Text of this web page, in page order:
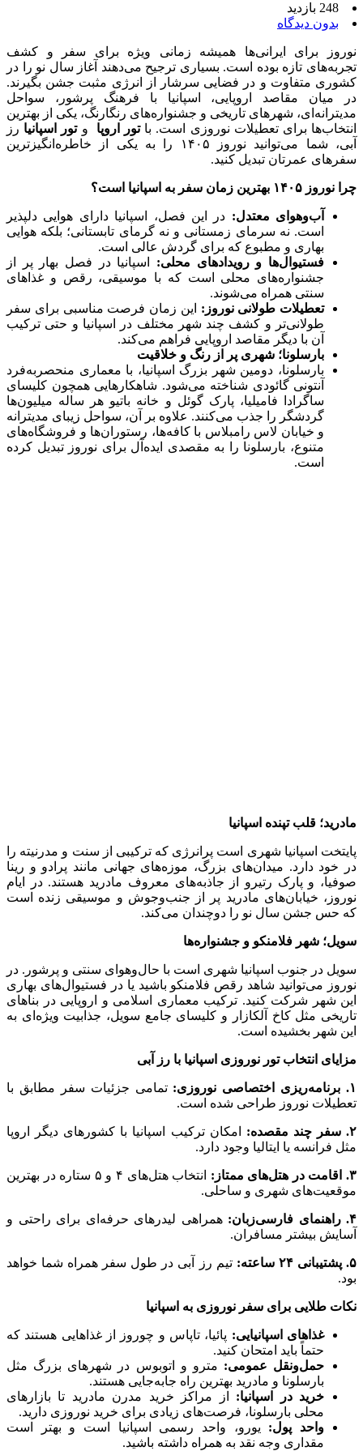
248 بازدید
بدون دیدگاه
نوروز برای ایرانی‌ها همیشه زمانی ویژه برای سفر و کشف
تجربه‌های تازه بوده است. بسیاری ترجیح می‌دهند آغاز سال نو را در
کشوری متفاوت و در فضایی سرشار از انرژی مثبت جشن بگیرند.
در میان مقاصد اروپایی، اسپانیا با فرهنگ پرشور، سواحل
مدیترانه‌ای، شهرهای تاریخی و جشنواره‌های رنگارنگ، یکی از بهترین
انتخاب‌ها برای تعطیلات نوروزی است. باتور اروپا وتور اسپانیا رز
آبی، شما می‌توانید نوروز ۱۴۰۵ را به یکی از خاطره‌انگیزترین
سفرهای عمرتان تبدیل کنید.
چرا نوروز ۱۴۰۵ بهترین زمان سفر به اسپانیا است؟
آب‌وهوای معتدل: در این فصل، اسپانیا دارای هوایی دلپذیر
است. نه سرمای زمستانی و نه گرمای تابستانی؛ بلکه هوایی
بهاری و مطبوع که برای گردش عالی است.
فستیوال‌ها و رویدادهای محلی: اسپانیا در فصل بهار پر از
جشنواره‌های محلی است که با موسیقی، رقص و غذاهای
سنتی همراه می‌شوند.
تعطیلات طولانی نوروز: این زمان فرصت مناسبی برای سفر
طولانی‌تر و کشف چند شهر مختلف در اسپانیا و حتی ترکیب
آن با دیگر مقاصد اروپایی فراهم می‌کند.
بارسلونا؛ شهری پر از رنگ و خلاقیت
بارسلونا، دومین شهر بزرگ اسپانیا، با معماری منحصر‌به‌فرد
آنتونی گائودی شناخته می‌شود. شاهکارهایی همچون کلیسای
ساگرادا فامیلیا، پارک گوئل و خانه باتیو هر ساله میلیون‌ها
گردشگر را جذب می‌کنند. علاوه بر آن، سواحل زیبای مدیترانه
و خیابان لاس رامبلاس با کافه‌ها، رستوران‌ها و فروشگاه‌های
متنوع، بارسلونا را به مقصدی ایده‌آل برای نوروز تبدیل کرده
است.
مادرید؛ قلب تپنده اسپانیا
پایتخت اسپانیا شهری است پرانرژی که ترکیبی از سنت و مدرنیته را
در خود دارد. میدان‌های بزرگ، موزه‌های جهانی مانند پرادو و رینا
صوفیا، و پارک رتیرو از جاذبه‌های معروف مادرید هستند. در ایام
نوروز، خیابان‌های مادرید پر از جنب‌وجوش و موسیقی زنده است
که حس جشن سال نو را دوچندان می‌کند.
سویل؛ شهر فلامنکو و جشنواره‌ها
سویل در جنوب اسپانیا شهری است با حال‌وهوای سنتی و پرشور. در
نوروز می‌توانید شاهد رقص فلامنکو باشید یا در فستیوال‌های بهاری
این شهر شرکت کنید. ترکیب معماری اسلامی و اروپایی در بناهای
تاریخی مثل کاخ آلکازار و کلیسای جامع سویل، جذابیت ویژه‌ای به
این شهر بخشیده است.
مزایای انتخاب تور نوروزی اسپانیا با رز آبی
۱. برنامه‌ریزی اختصاصی نوروزی:
تمامی جزئیات سفر مطابق با
تعطیلات نوروز طراحی شده است.
۲. سفر چند مقصده:
امکان ترکیب اسپانیا با کشور‌های دیگر اروپا
مثل فرانسه یا ایتالیا وجود دارد.
۳. اقامت در هتل‌های ممتاز:
انتخاب هتل‌های ۴ و ۵ ستاره در بهترین
موقعیت‌های شهری و ساحلی.
۴. راهنمای فارسی‌زبان:
همراهی لیدر‌های حرفه‌ای برای راحتی و
آسایش بیشتر مسافران.
۵. پشتیبانی ۲۴ ساعته:
تیم رز آبی در طول سفر همراه شما خواهد
بود.
نکات طلایی برای سفر نوروزی به اسپانیا
غذاهای اسپانیایی: پائیا، تاپاس و چوروز از غذاهایی هستند که
حتماً باید امتحان کنید.
حمل‌ونقل عمومی: مترو و اتوبوس در شهرهای بزرگ مثل
بارسلونا و مادرید بهترین راه جابه‌جایی هستند.
خرید در اسپانیا: از مراکز خرید مدرن مادرید تا بازارهای
محلی بارسلونا، فرصت‌های زیادی برای خرید نوروزی دارید.
واحد پول:
یورو، واحد رسمی اسپانیا است و بهتر است
مقداری وجه نقد به همراه داشته باشید.